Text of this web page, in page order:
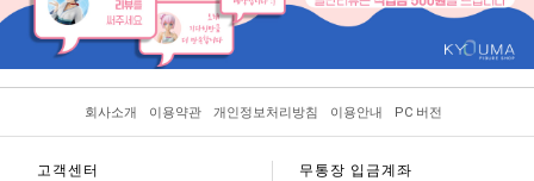
회사소개 이용약관 개인정보처리방침 이용안내 PC 버전
고객센터 무통장 입금계좌